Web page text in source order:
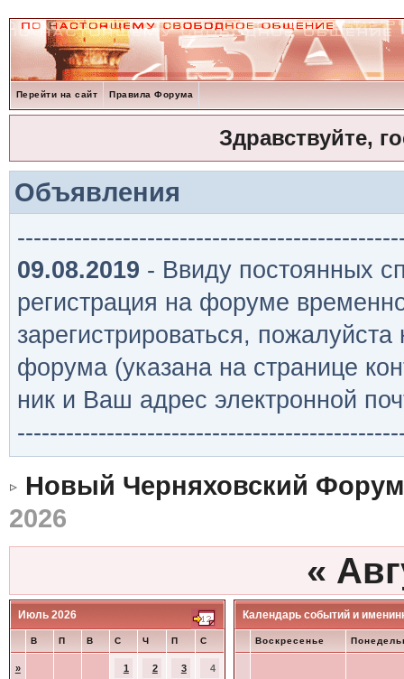
Перейти на сайт Правила Форума
Здравствуйте,
Объявления
09.08.2019 - Ввиду постоянных
регистрация на форуме
зарегистрироваться,
форума (указана на странице
ник и Ваш адрес электронной
Новый Черняховский Форум
2026
«
Июль 2026
В П В С Ч П С
» 1 2 3 4
Календарь событий и
Воскресенье